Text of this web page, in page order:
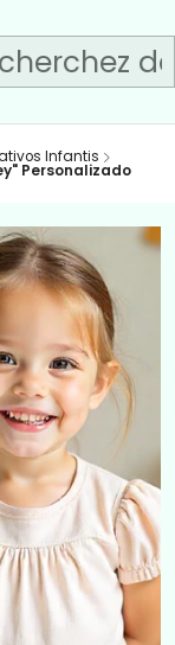
Infantis
Personalizado